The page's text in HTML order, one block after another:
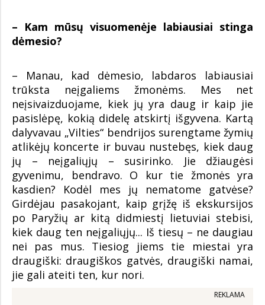
– Kam mūsų visuomenėje labiausiai stinga
dėmesio?
– Manau, kad dėmesio, labdaros labiausiai
trūksta neįgaliems žmonėms. Mes net
neįsivaizduojame, kiek jų yra daug ir kaip jie
pasislėpę, kokią didelę atskirtį išgyvena. Kartą
dalyvavau „Vilties“ bendrijos surengtame žymių
atlikėjų koncerte ir buvau nustebęs, kiek daug
jų – neįgaliųjų – susirinko. Jie džiaugėsi
gyvenimu, bendravo. O kur tie žmonės yra
kasdien? Kodėl mes jų nematome gatvėse?
Girdėjau pasakojant, kaip grįžę iš ekskursijos
po Paryžių ar kitą didmiestį lietuviai stebisi,
kiek daug ten neįgaliųjų... Iš tiesų – ne daugiau
nei pas mus. Tiesiog jiems tie miestai yra
draugiški: draugiškos gatvės, draugiški namai,
jie gali ateiti ten, kur nori.
REKLAMA